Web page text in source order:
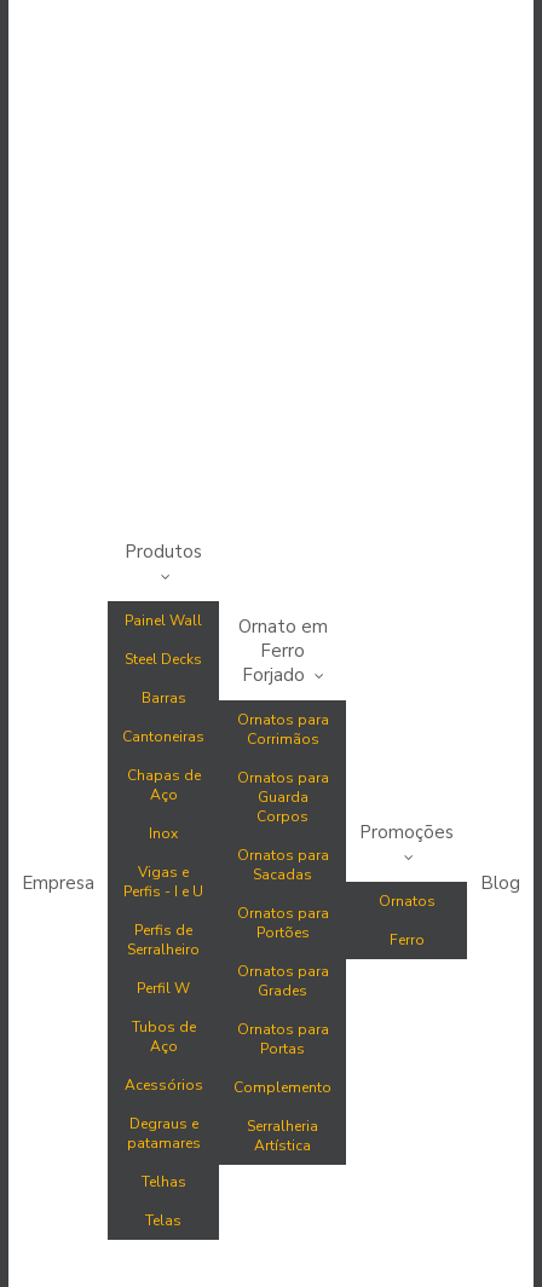
Empresa
Produtos
Painel Wall
Steel Decks
Barras
Cantoneiras
Chapas de
Aço
Inox
Vigas e
Perfis - I e U
Perfis de
Serralheiro
Perfil W
Tubos de
Aço
Acessórios
Degraus e
patamares
Telhas
Telas
Ornato em
Ferro
Forjado
Ornatos para
Corrimãos
Ornatos para
Guarda
Corpos
Ornatos para
Sacadas
Ornatos para
Portões
Ornatos para
Grades
Ornatos para
Portas
Complemento
Serralheria
Artística
Promoções
Ornatos
Ferro
Blog